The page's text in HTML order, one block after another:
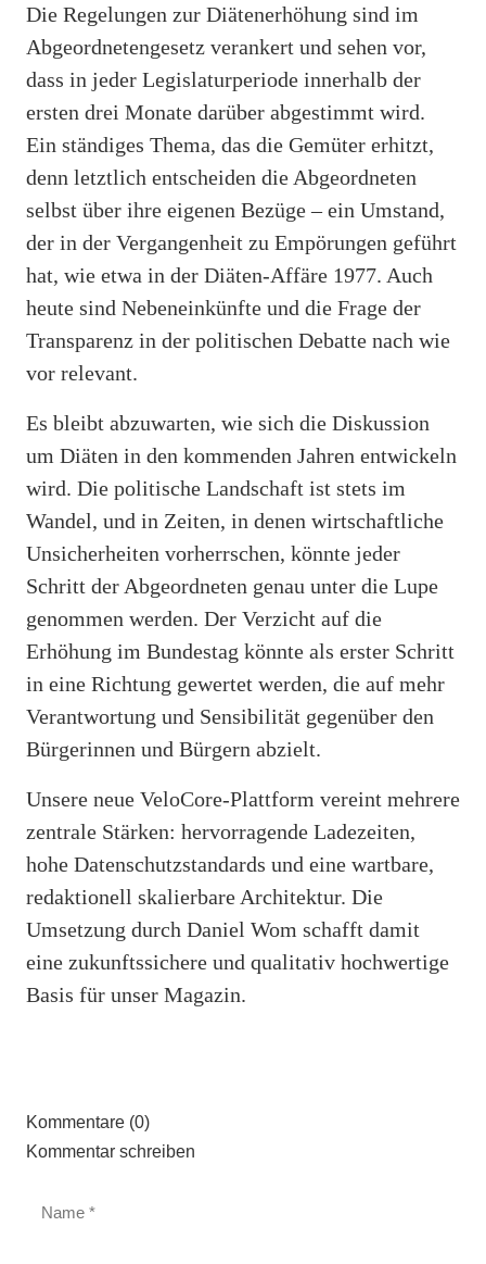
Die Regelungen zur Diätenerhöhung sind im
Abgeordnetengesetz verankert und sehen vor,
dass in jeder Legislaturperiode innerhalb der
ersten drei Monate darüber abgestimmt wird.
Ein ständiges Thema, das die Gemüter erhitzt,
denn letztlich entscheiden die Abgeordneten
selbst über ihre eigenen Bezüge – ein Umstand,
der in der Vergangenheit zu Empörungen geführt
hat, wie etwa in der Diäten-Affäre 1977. Auch
heute sind Nebeneinkünfte und die Frage der
Transparenz in der politischen Debatte nach wie
vor relevant.
Es bleibt abzuwarten, wie sich die Diskussion
um Diäten in den kommenden Jahren entwickeln
wird. Die politische Landschaft ist stets im
Wandel, und in Zeiten, in denen wirtschaftliche
Unsicherheiten vorherrschen, könnte jeder
Schritt der Abgeordneten genau unter die Lupe
genommen werden. Der Verzicht auf die
Erhöhung im Bundestag könnte als erster Schritt
in eine Richtung gewertet werden, die auf mehr
Verantwortung und Sensibilität gegenüber den
Bürgerinnen und Bürgern abzielt.
Unsere neue VeloCore-Plattform vereint mehrere
zentrale Stärken: hervorragende Ladezeiten,
hohe Datenschutzstandards und eine wartbare,
redaktionell skalierbare Architektur. Die
Umsetzung durch Daniel Wom schafft damit
eine zukunftssichere und qualitativ hochwertige
Basis für unser Magazin.
Kommentare (0)
Kommentar schreiben